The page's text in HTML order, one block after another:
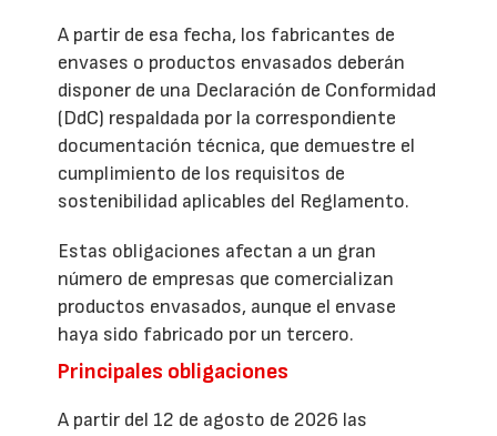
A partir de esa fecha, los fabricantes de
envases o productos envasados deberán
disponer de una Declaración de Conformidad
(DdC) respaldada por la correspondiente
documentación técnica, que demuestre el
cumplimiento de los requisitos de
sostenibilidad aplicables del Reglamento.
Estas obligaciones afectan a un gran
número de empresas que comercializan
productos envasados, aunque el envase
haya sido fabricado por un tercero.
Principales obligaciones
A partir del 12 de agosto de 2026 las